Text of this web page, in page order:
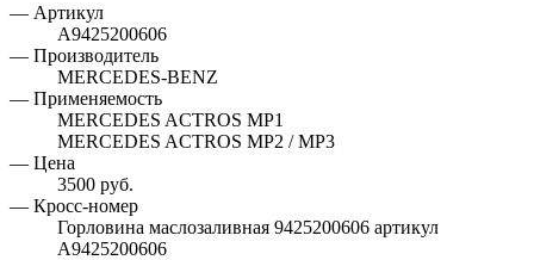
— Артикул
A9425200606
— Производитель
MERCEDES-BENZ
— Применяемость
MERCEDES ACTROS MP1
MERCEDES ACTROS MP2 / MP3
— Цена
3500 руб.
— Кросс-номер
Горловина маслозаливная 9425200606 артикул
A9425200606